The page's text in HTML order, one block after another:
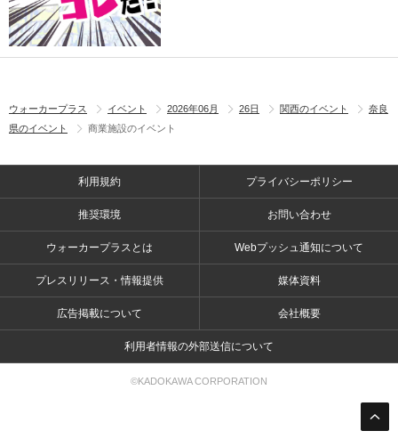
ウォーカープラス イベント 2026年06月 26日 関西のイベント
奈良
県のイベント
商業施設のイベント
利用規約 プライバシーポリシー
推奨環境 お問い合わせ
ウォーカープラスとは Webプッシュ通知について
プレスリリース・情報提供 媒体資料
広告掲載について 会社概要
利用者情報の外部送信について
©KADOKAWA CORPORATION